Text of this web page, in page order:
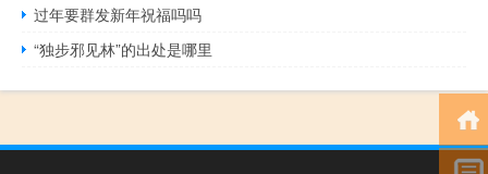
过年要群发新年祝福吗吗
“独步邪见林”的出处是哪里